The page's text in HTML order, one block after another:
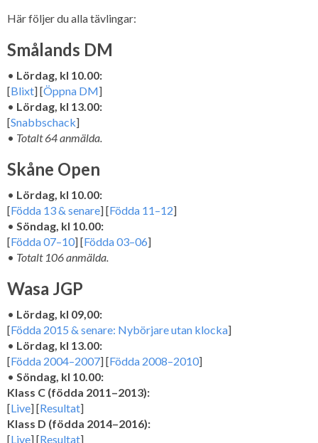
Här följer du alla tävlingar:
Smålands DM
• Lördag, kl 10.00:
[Blixt] [Öppna DM]
• Lördag, kl 13.00:
[Snabbschack]
• Totalt 64 anmälda.
Skåne Open
• Lördag, kl 10.00:
[Födda 13 & senare] [Födda 11–12]
• Söndag, kl 10.00:
[Födda 07–10] [Födda 03–06]
• Totalt 106 anmälda.
Wasa JGP
• Lördag, kl 09,00:
[Födda 2015 & senare: Nybörjare utan klocka]
• Lördag, kl 13.00:
[Födda 2004–2007] [Födda 2008–2010]
• Söndag, kl 10.00:
Klass C (födda 2011–2013):
[Live] [Resultat]
Klass D (födda 2014–2016):
[Live] [Resultat]